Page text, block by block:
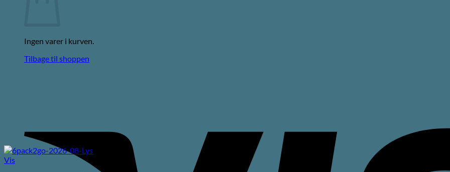
Ingen varer i kurven.
Tilbage til shoppen
Vis